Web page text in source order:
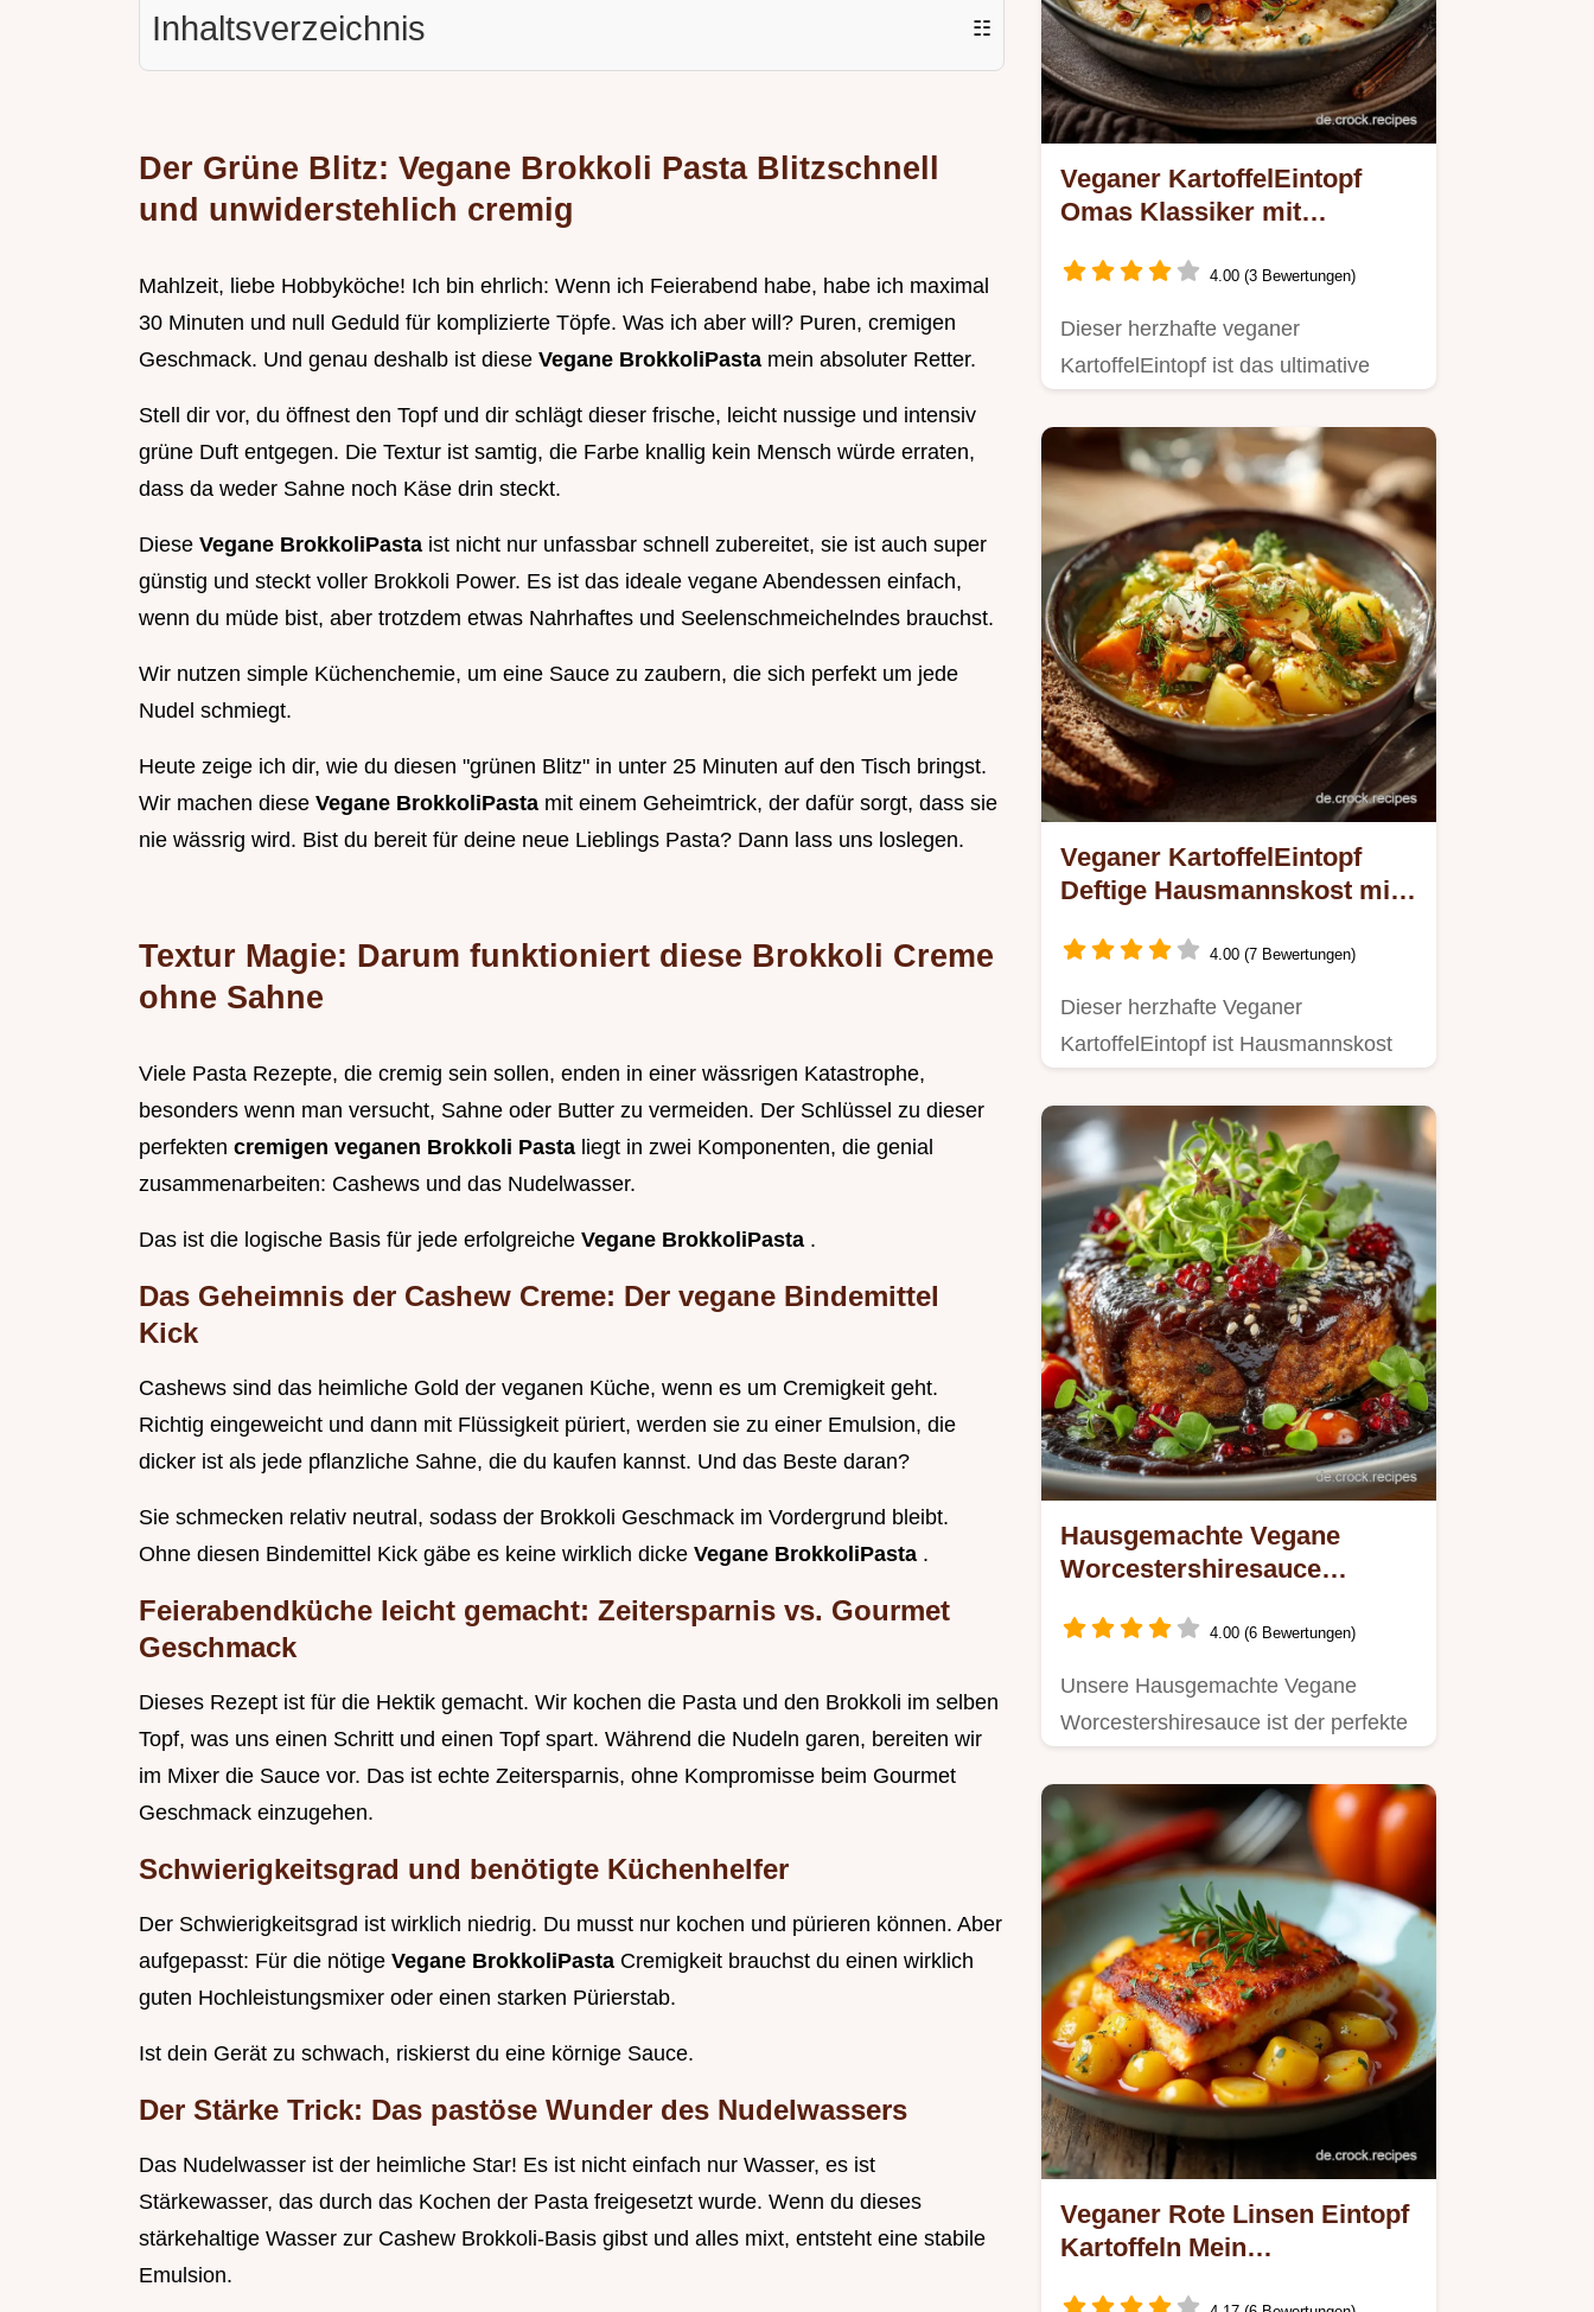
Inhaltsverzeichnis ☷
Der Grüne Blitz: Vegane Brokkoli Pasta Blitzschnell
und unwiderstehlich cremig
Mahlzeit, liebe Hobbyköche! Ich bin ehrlich: Wenn ich Feierabend habe, habe ich maximal
30 Minuten und null Geduld für komplizierte Töpfe. Was ich aber will? Puren, cremigen
Geschmack. Und genau deshalb ist diese Vegane BrokkoliPasta mein absoluter Retter.
Stell dir vor, du öffnest den Topf und dir schlägt dieser frische, leicht nussige und intensiv
grüne Duft entgegen. Die Textur ist samtig, die Farbe knallig kein Mensch würde erraten,
dass da weder Sahne noch Käse drin steckt.
Diese Vegane BrokkoliPasta ist nicht nur unfassbar schnell zubereitet, sie ist auch super
günstig und steckt voller Brokkoli Power. Es ist das ideale vegane Abendessen einfach,
wenn du müde bist, aber trotzdem etwas Nahrhaftes und Seelenschmeichelndes brauchst.
Wir nutzen simple Küchenchemie, um eine Sauce zu zaubern, die sich perfekt um jede
Nudel schmiegt.
Heute zeige ich dir, wie du diesen "grünen Blitz" in unter 25 Minuten auf den Tisch bringst.
Wir machen diese Vegane BrokkoliPasta mit einem Geheimtrick, der dafür sorgt, dass sie
nie wässrig wird. Bist du bereit für deine neue Lieblings Pasta? Dann lass uns loslegen.
Textur Magie: Darum funktioniert diese Brokkoli Creme
ohne Sahne
Viele Pasta Rezepte, die cremig sein sollen, enden in einer wässrigen Katastrophe,
besonders wenn man versucht, Sahne oder Butter zu vermeiden. Der Schlüssel zu dieser
perfekten cremigen veganen Brokkoli Pasta liegt in zwei Komponenten, die genial
zusammenarbeiten: Cashews und das Nudelwasser.
Das ist die logische Basis für jede erfolgreiche Vegane BrokkoliPasta .
Das Geheimnis der Cashew Creme: Der vegane Bindemittel
Kick
Cashews sind das heimliche Gold der veganen Küche, wenn es um Cremigkeit geht.
Richtig eingeweicht und dann mit Flüssigkeit püriert, werden sie zu einer Emulsion, die
dicker ist als jede pflanzliche Sahne, die du kaufen kannst. Und das Beste daran?
Sie schmecken relativ neutral, sodass der Brokkoli Geschmack im Vordergrund bleibt.
Ohne diesen Bindemittel Kick gäbe es keine wirklich dicke Vegane BrokkoliPasta .
Feierabendküche leicht gemacht: Zeitersparnis vs. Gourmet
Geschmack
Dieses Rezept ist für die Hektik gemacht. Wir kochen die Pasta und den Brokkoli im selben
Topf, was uns einen Schritt und einen Topf spart. Während die Nudeln garen, bereiten wir
im Mixer die Sauce vor. Das ist echte Zeitersparnis, ohne Kompromisse beim Gourmet
Geschmack einzugehen.
Schwierigkeitsgrad und benötigte Küchenhelfer
Der Schwierigkeitsgrad ist wirklich niedrig. Du musst nur kochen und pürieren können. Aber
aufgepasst: Für die nötige Vegane BrokkoliPasta Cremigkeit brauchst du einen wirklich
guten Hochleistungsmixer oder einen starken Pürierstab.
Ist dein Gerät zu schwach, riskierst du eine körnige Sauce.
Der Stärke Trick: Das pastöse Wunder des Nudelwassers
Das Nudelwasser ist der heimliche Star! Es ist nicht einfach nur Wasser, es ist
Stärkewasser, das durch das Kochen der Pasta freigesetzt wurde. Wenn du dieses
stärkehaltige Wasser zur Cashew Brokkoli-Basis gibst und alles mixt, entsteht eine stabile
Emulsion.
Veganer KartoffelEintopf
Omas Klassiker mit
4.00 (3 Bewertungen)
Dieser herzhafte veganer
KartoffelEintopf ist das ultimative
in…
Veganer KartoffelEintopf
Deftige Hausmannskost mit
4.00 (7 Bewertungen)
Dieser herzhafte Veganer
KartoffelEintopf ist Hausmannskost
Rauchpaprika…
Hausgemachte Vegane
Worcestershiresauce
Minuten
4.00 (6 Bewertungen)
Unsere Hausgemachte Vegane
Worcestershiresauce ist der perfekte
Volles…
Veganer Rote Linsen Eintopf
Kartoffeln Mein